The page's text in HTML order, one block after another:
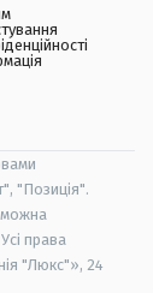
"Позиція".
можна
права
"Люкс"», 24